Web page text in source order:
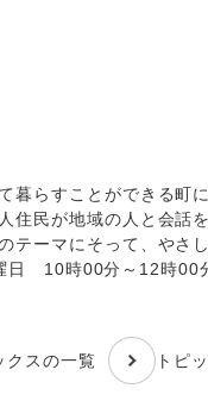
暮らすことができる町
住民が地域の人と会話
テーマにそって、やさ
日 10時00分～12時00
クスの一覧 トピ